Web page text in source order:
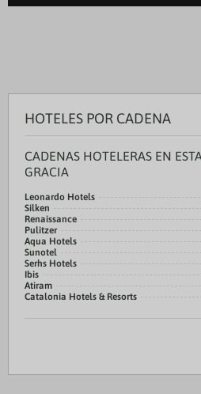
HOTELES POR CADENA
CADENAS HOTELERAS EN
GRACIA
Leonardo Hotels
Silken
Renaissance
Pulitzer
Aqua Hotels
Sunotel
Serhs Hotels
Ibis
Atiram
Catalonia Hotels & Resorts